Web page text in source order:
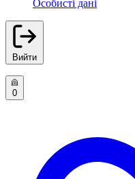
Особисті дані
Вийти
0